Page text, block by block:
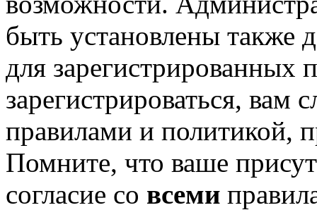
быть установлены также
для зарегистрированных
зарегистрироваться, вам
правилами и политикой,
Помните, что ваше
согласие со всеми